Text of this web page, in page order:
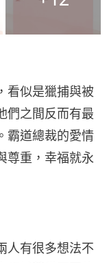
看似是獵捕與被
們之間反而有最
霸道總裁的愛情
尊重，幸福就永
人有很多想法不